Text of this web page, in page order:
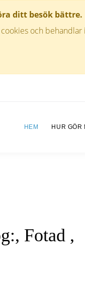
ditt besök bättre.
och
HEM HUR GÖR
Fotad ,